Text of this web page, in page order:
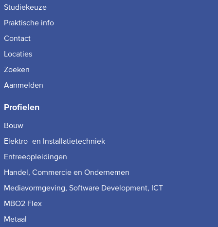
Studiekeuze
Praktische info
Contact
Locaties
Zoeken
Aanmelden
Profielen
Bouw
Elektro- en Installatietechniek
Entreeopleidingen
Handel, Commercie en Ondernemen
Mediavormgeving, Software Development, ICT
MBO2 Flex
Metaal